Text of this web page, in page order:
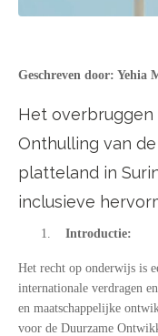
Geschreven door: Yehia
Het overbruggen
Onthulling van
platteland in
inclusieve
Introductie:
Het recht op onderwijs is
internationale verdragen
en maatschappelijke
voor de Duurzame